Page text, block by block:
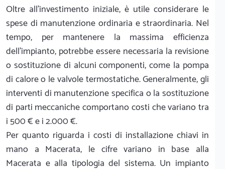
Oltre all'investimento iniziale, è utile considerare le
spese di manutenzione ordinaria e straordinaria. Nel
tempo, per mantenere la massima efficienza
dell'impianto, potrebbe essere necessaria la revisione
o sostituzione di alcuni componenti, come la pompa
di calore o le valvole termostatiche. Generalmente, gli
interventi di manutenzione specifica o la sostituzione
di parti meccaniche comportano costi che variano tra
i 500 € e i 2.000 €.
Per quanto riguarda i costi di installazione chiavi in
mano a Macerata, le cifre variano in base alla
Macerata e alla tipologia del sistema. Un impianto